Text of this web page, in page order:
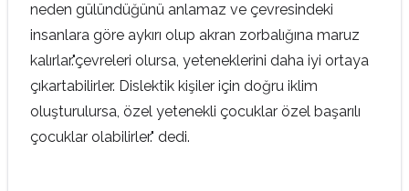
neden gülündüğünü anlamaz ve çevresindeki
insanlara göre aykırı olup akran zorbalığına maruz
kalırlar."çevreleri olursa, yeteneklerini daha iyi ortaya
çıkartabilirler. Dislektik kişiler için doğru iklim
oluşturulursa, özel yetenekli çocuklar özel başarılı
çocuklar olabilirler." dedi.